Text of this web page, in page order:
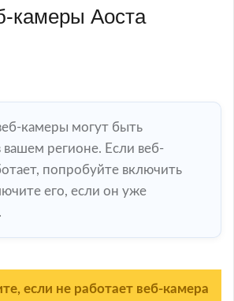
камеры Аоста
камеры могут быть
регионе. Если веб-
попробуйте включить
его, если он уже
если не работает веб-камера